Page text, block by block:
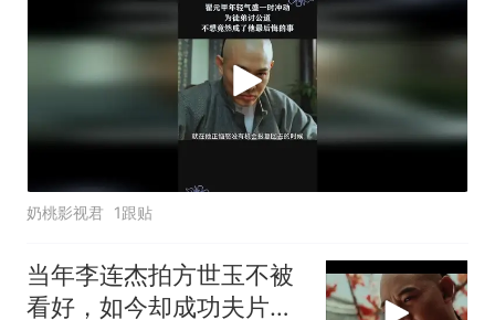
奶桃影视君 1跟贴
当年李连杰拍方世玉不被
看好，如今却成功夫片不